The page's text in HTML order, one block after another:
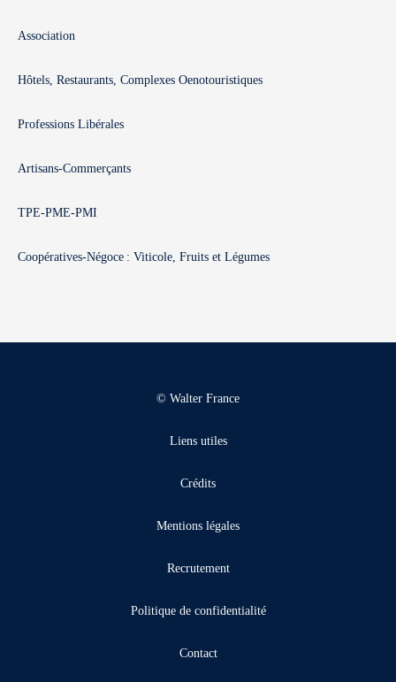
Association
Hôtels, Restaurants, Complexes Oenotouristiques
Professions Libérales
Artisans-Commerçants
TPE-PME-PMI
Coopératives-Négoce : Viticole, Fruits et Légumes
© Walter France
Liens utiles
Crédits
Mentions légales
Recrutement
Politique de confidentialité
Contact